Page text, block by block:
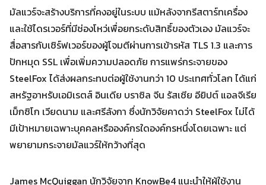
Search
for:
Search
มัลแวร์จะสร้างบริการที่คงอยู่ในระบบ แม้หลังจากรีสตาร์ทเครื่อง
และใช้ไดรเวอร์ที่มีช่องโหว่เพื่อยกระดับสิทธิ์ของตัวเอง มัลแวร์จะ
สื่อสารกับเซิร์ฟเวอร์ของผู้โจมตีผ่านการเข้ารหัส TLS 1.3 และการ
ปักหมุด SSL เพื่อเพิ่มความปลอดภัย การแพร่กระจายของ
SteelFox ได้ส่งผลกระทบต่อผู้ใช้งานกว่า 10 ประเทศทั่วโลก ได้แก่
สหรัฐอาหรับเอมิเรตส์ อินเดีย บราซิล จีน รัสเซีย อียิปต์ แอลจีเรีย
เม็กซิโก เวียดนาม และศรีลังกา ซึ่งนักวิจัยคาดว่า SteelFox ไม่ได้
มีเป้าหมายเฉพาะบุคคลหรือองค์กรใดองค์กรหนึ่งโดยเฉพาะ แต่
พยายามกระจายมัลแวร์ให้กว้างที่สุด
James McQuiggan นักวิจัยจาก KnowBe4 แนะนำให้ผู้ใช้งาน